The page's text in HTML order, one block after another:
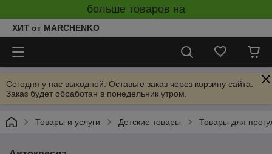
больше товаров на
ХИТ от MARCHENKO
Сегодня у нас выходной. Оставьте заказ через корзину сайта.
Заказ будет обработан в понедельник утром.
Товары и услуги Детские товары Товары для